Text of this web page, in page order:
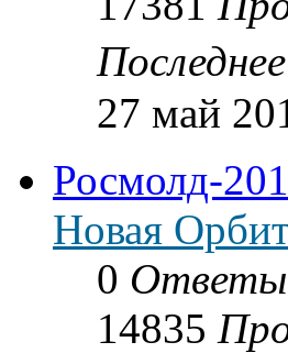
27 май
Росмолд-
Новая
0 Ответы
14835